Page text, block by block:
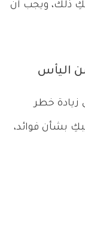
ذلك، ويجب أن
اليأس
زيادة خطر
بشأن فوائد،